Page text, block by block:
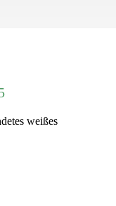
weißes